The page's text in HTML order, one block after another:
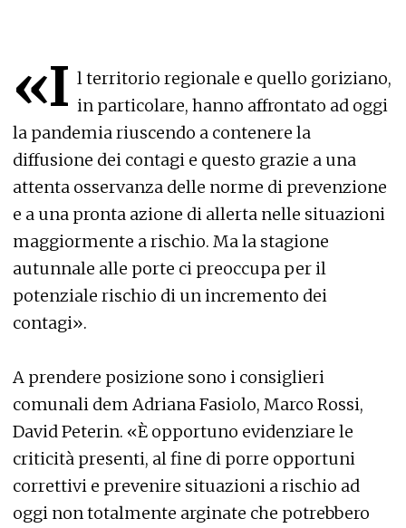
«I l territorio regionale e quello goriziano,
in particolare, hanno affrontato ad oggi
la pandemia riuscendo a contenere la
diffusione dei contagi e questo grazie a una
attenta osservanza delle norme di prevenzione
e a una pronta azione di allerta nelle situazioni
maggiormente a rischio. Ma la stagione
autunnale alle porte ci preoccupa per il
potenziale rischio di un incremento dei
contagi».
A prendere posizione sono i consiglieri
comunali dem Adriana Fasiolo, Marco Rossi,
David Peterin. «È opportuno evidenziare le
criticità presenti, al fine di porre opportuni
correttivi e prevenire situazioni a rischio ad
oggi non totalmente arginate che potrebbero